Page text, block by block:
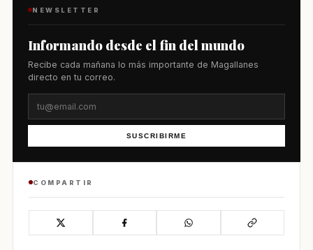
NEWSLETTER
Informando desde el fin del mundo
Recibe cada mañana lo más importante de Magallanes
directo en tu correo.
SUSCRIBIRME
COMPARTIR